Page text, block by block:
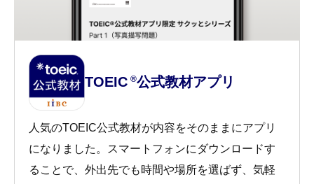
TOEIC ®公式教材アプリ
人気のTOEIC公式教材が内容をそのままにアプリ
になりました。スマートフォンにダウンロードす
ることで、外出先でも時間や場所を選ばず、気軽